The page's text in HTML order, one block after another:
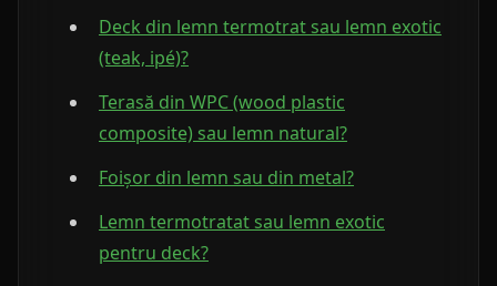
Deck din lemn termotrat sau lemn exotic
(teak, ipé)?
Terasă din WPC (wood plastic
composite) sau lemn natural?
Foișor din lemn sau din metal?
Lemn termotratat sau lemn exotic
pentru deck?